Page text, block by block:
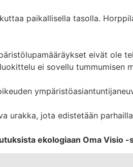
paikallisella tasolla.
eivät ole
ei sovellu tummumisen
urakka, jota edistetään
ekologiaan Oma Visio